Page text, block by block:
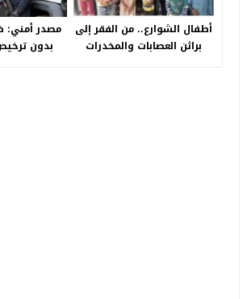
أطفال الشوارع.. من الفقر إلى
براثن العصابات والمخدرات
بدون